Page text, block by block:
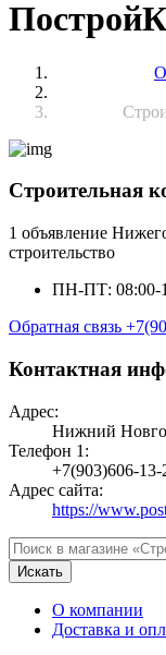
Строительная
1 объявление
строительство
ПН-ПТ: 08:00-
Обратная связь
Контактная
Адрес:
Нижний
Телефон 1:
+7(903)606-13-
Адрес сайта:
https://
Искать
О компании
Доставка и